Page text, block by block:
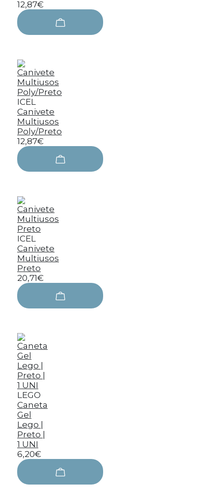
12,87€
ICEL
Canivete
Multiusos
Poly/Preto
12,87€
ICEL
Canivete
Multiusos
Preto
20,71€
LEGO
Caneta
Gel
Lego |
Preto |
1 UNI
6,20€